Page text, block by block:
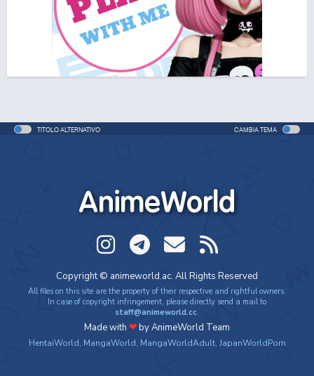
One Piece Movie 06: Omatsuri Danshaku to Himitsu
no Shima (ITA)
Movie - 2005 - 1h e 31 min/ep
One Piece: Le avventure del detective Cappello di
Special - 2005 - 42 min/ep
One Piece Movie 07: Karakuri-jou no Mecha Kyohei
Movie - 2006 - 1h e 34 min/ep
One Piece Movie 07: Karakuri-jou no Mecha Kyohei
(ITA)
TITOLO ALTERNATIVO CAMBIA TEMA
AnimeWorld
Copyright © animeworld.ac. All Rights Reserved
All files on this site are the property of their respective and rightful owners.
In case of copyright infringement, please directly send a mail to
staff@animeworld.cc.
Made with ❤by AnimeWorld Team
HentaiWorld, MangaWorld, MangaWorldAdult, JapanWorldPorn